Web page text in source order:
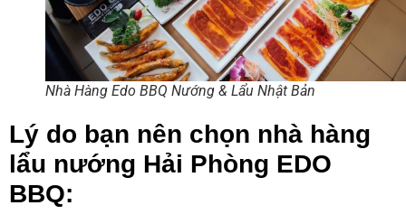
Nhà Hàng Edo BBQ Nướng & Lẩu Nhật Bản
Lý do bạn nên chọn nhà hàng
lẩu nướng Hải Phòng EDO
BBQ: